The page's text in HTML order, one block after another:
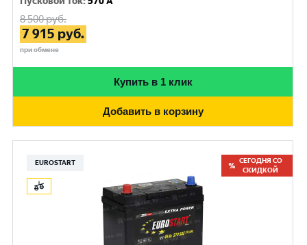
8 500руб.
7 915 руб.
при обмене
Купить в 1 клик
Добавить в корзину
EUROSTART
СЕГОДНЯ СО
СКИДКОЙ